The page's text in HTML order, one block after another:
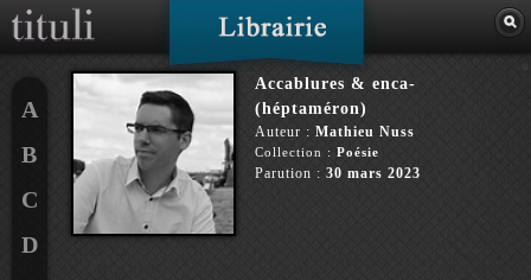
Accablures & enca-
(héptaméron)
Auteur : Mathieu Nuss
Collection : Poésie
Parution : 30 mars 2023
A
B
C
D